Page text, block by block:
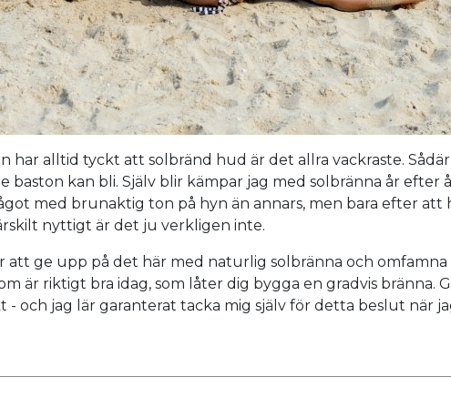
har alltid tyckt att solbränd hud är det allra vackraste. Sådär
baston kan bli. Själv blir kämpar jag med solbränna år efter
med brunaktig ton på hyn än annars, men bara efter att
nyttigt är det ju verkligen inte.
att ge upp på det här med naturlig solbränna och
är riktigt bra idag, som låter dig bygga en gradvis bränna.
och jag lär garanterat tacka mig själv för detta beslut när